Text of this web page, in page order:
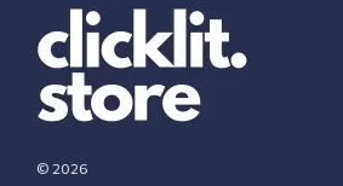
© 2026